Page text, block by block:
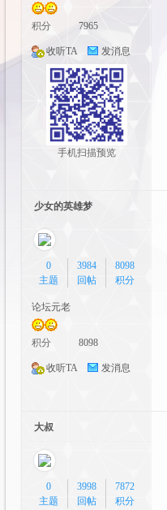
pal
社
积分 7965
收听TA 发消息
手机扫描预览
少女的英雄梦
0
主题
3984
回帖
8098
积分
论坛元老
积分 8098
收听TA 发消息
大叔
0
主题
3998
回帖
7872
积分